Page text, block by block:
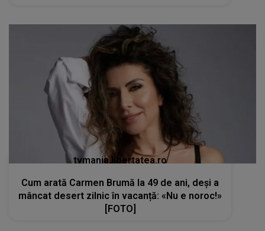
tvmania.libertatea.ro
Cum arată Carmen Brumă la 49 de ani, deși a
mâncat desert zilnic în vacanță: «Nu e noroc!»
[FOTO]